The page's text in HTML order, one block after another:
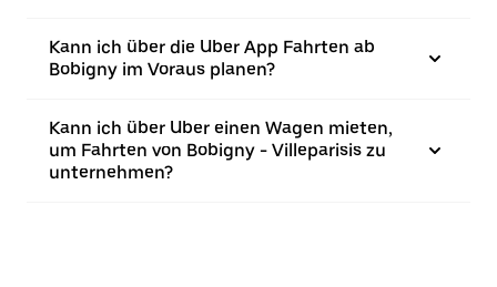
Kann ich über die Uber App Fahrten ab
Bobigny im Voraus planen?
Kann ich über Uber einen Wagen mieten,
um Fahrten von Bobigny - Villeparisis zu
unternehmen?